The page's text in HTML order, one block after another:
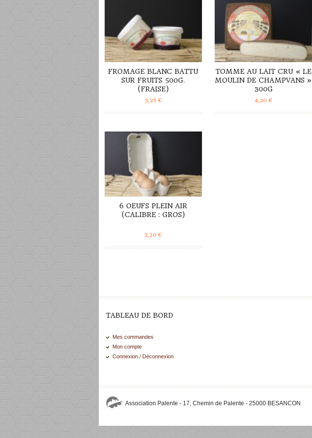
FROMAGE BLANC BATTU
SUR FRUITS 500G.
(FRAISE)
3,25 €
TOMME AU LAIT CRU « LE
MOULIN DE CHAMPVANS »
300G
4,20 €
DÉTAILS
6 OEUFS PLEIN AIR
(CALIBRE : GROS)
2,20€
TABLEAU DE BORD
Mes commandes
Mon compte
Connexion / Déconnexion
Association Palente - 17, Chemin de Palente - 25000 BESANCON